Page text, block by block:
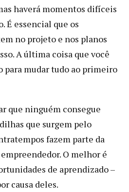
haverá momentos difíceis
É essencial que os
no projeto e nos planos
A última coisa que você
para mudar tudo ao primeiro
que ninguém consegue
que surgem pelo
fazem parte da
O melhor é
de aprendizado –
causa deles.